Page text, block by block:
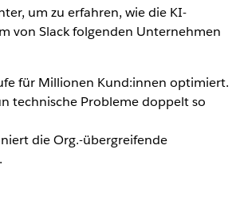
um zu erfahren, wie die KI-
von Slack folgenden Unternehmen
für Millionen Kund:innen optimiert.
technische Probleme doppelt so
die Org.-übergreifende